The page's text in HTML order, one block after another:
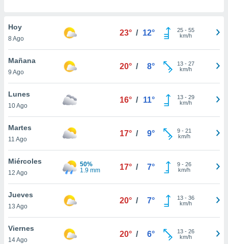
Hoy
8 Ago
23° / 12° 25- 55
km/h
Mañana
9 Ago
20° / 8° 13- 27
km/h
Lunes
10 Ago
16° / 11° 13- 29
km/h
Martes
11 Ago
17° / 9° 9- 21
km/h
Miércoles
12 Ago
50%
1.9 mm
17° / 7° 9- 26
km/h
Jueves
13 Ago
20° / 7° 13- 36
km/h
Viernes
14 Ago
20° / 6° 13- 26
km/h